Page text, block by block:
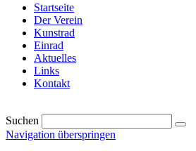
Startseite
Der Verein
Kunstrad
Einrad
Aktuelles
Links
Kontakt
Suchen
Navigation überspringen